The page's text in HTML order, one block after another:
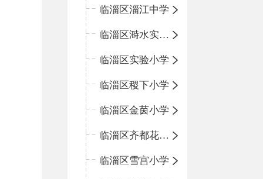
临淄区淄江中学
临淄区溡水实验学校
临淄区实验小学
临淄区稷下小学
临淄区金茵小学
临淄区齐都花园小学
临淄区雪宫小学